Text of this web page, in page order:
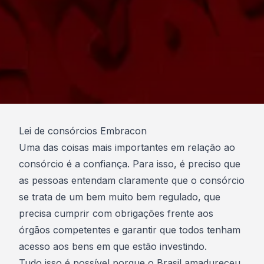
Lei de consórcios Embracon
Uma das coisas mais importantes em relação ao
consórcio é a confiança. Para isso, é preciso que
as pessoas entendam claramente que o consórcio
se trata de um bem muito bem regulado, que
precisa cumprir com obrigações frente aos
órgãos competentes e garantir que todos tenham
acesso aos bens em que estão investindo.